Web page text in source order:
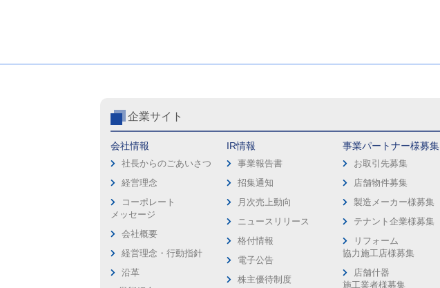
企業サイト
会社情報
社長からのごあいさつ
経営理念
コーポレート
メッセージ
会社概要
経営理念・行動指針
沿革
IR情報
事業報告書
招集通知
月次売上動向
ニュースリリース
格付情報
電子公告
株主優待制度
事業パートナー様募集
お取引先募集
店舗物件募集
製造メーカー様募集
テナント企業様募集
リフォーム
協力施工店様募集
店舗什器
施工業者様募集